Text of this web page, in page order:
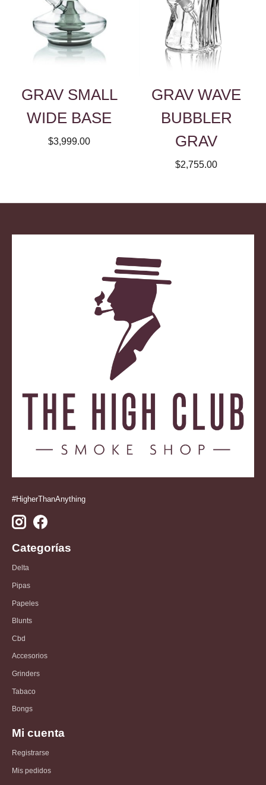
GRAV SMALL
WIDE BASE
$3,999.00
GRAV WAVE
BUBBLER
GRAV
$2,755.00
#HigherThanAnything
Categorías
Delta
Pipas
Papeles
Blunts
Cbd
Accesorios
Grinders
Tabaco
Bongs
Mi cuenta
Registrarse
Mis pedidos